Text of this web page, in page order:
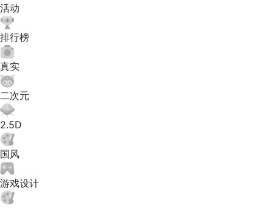
活动
排行榜
真实
二次元
2.5D
国风
游戏设计